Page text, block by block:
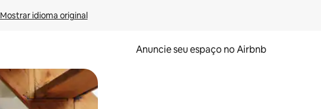
Mostrar idioma original
Anuncie seu espaço no Airbnb